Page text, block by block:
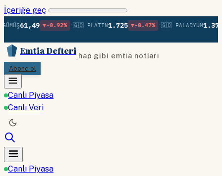
İçeriğe geç
61,49 ▼-0.92% •🇬🇧 PLATIN1.725 ▼-0.47% •🇬🇧 PALADYUM1.370
Emtia Defteri hap gibi emtia notları
Abone ol
Canlı Piyasa
Canlı Veri
Canlı Piyasa